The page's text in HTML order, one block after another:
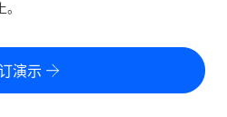
演示